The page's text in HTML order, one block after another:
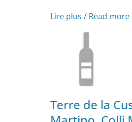
Lire plus / Read more
Terre de la